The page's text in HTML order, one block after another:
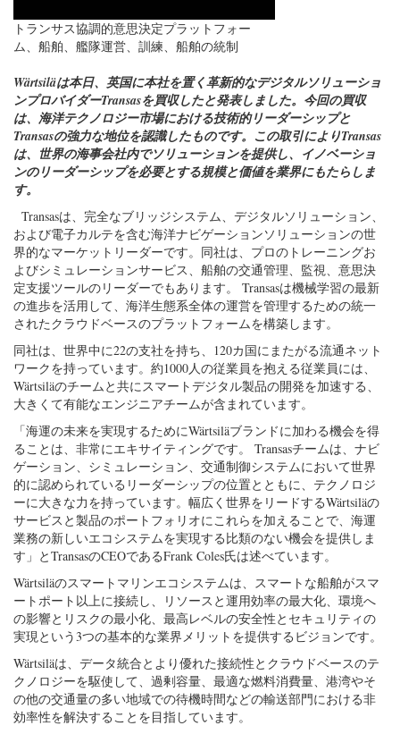
トランサス協調的意思決定プラットフォー
ム、船舶、艦隊運営、訓練、船舶の統制
Wärtsiläは本日、英国に本社を置く革新的なデジタルソリューショ
ンプロバイダーTransasを買収したと発表しました。今回の買収
は、海洋テクノロジー市場における技術的リーダーシップと
Transasの強力な地位を認識したものです。この取引によりTransas
は、世界の海事会社内でソリューションを提供し、イノベーショ
ンのリーダーシップを必要とする規模と価値を業界にもたらしま
す。
Transasは、完全なブリッジシステム、デジタルソリューション、
および電子カルテを含む海洋ナビゲーションソリューションの世
界的なマーケットリーダーです。同社は、プロのトレーニングお
よびシミュレーションサービス、船舶の交通管理、監視、意思決
定支援ツールのリーダーでもあります。 Transasは機械学習の最新
の進歩を活用して、海洋生態系全体の運営を管理するための統一
されたクラウドベースのプラットフォームを構築します。
同社は、世界中に22の支社を持ち、120カ国にまたがる流通ネット
ワークを持っています。約1000人の従業員を抱える従業員には、
Wärtsiläのチームと共にスマートデジタル製品の開発を加速する、
大きくて有能なエンジニアチームが含まれています。
「海運の未来を実現するためにWärtsiläブランドに加わる機会を得
ることは、非常にエキサイティングです。 Transasチームは、ナビ
ゲーション、シミュレーション、交通制御システムにおいて世界
的に認められているリーダーシップの位置とともに、テクノロジ
ーに大きな力を持っています。幅広く世界をリードするWärtsiläの
サービスと製品のポートフォリオにこれらを加えることで、海運
業務の新しいエコシステムを実現する比類のない機会を提供しま
す」とTransasのCEOであるFrank Coles氏は述べています。
Wärtsiläのスマートマリンエコシステムは、スマートな船舶がスマ
ートポート以上に接続し、リソースと運用効率の最大化、環境へ
の影響とリスクの最小化、最高レベルの安全性とセキュリティの
実現という3つの基本的な業界メリットを提供するビジョンです。
Wärtsiläは、データ統合とより優れた接続性とクラウドベースのテ
クノロジーを駆使して、過剰容量、最適な燃料消費量、港湾やそ
の他の交通量の多い地域での待機時間などの輸送部門における非
効率性を解決することを目指しています。